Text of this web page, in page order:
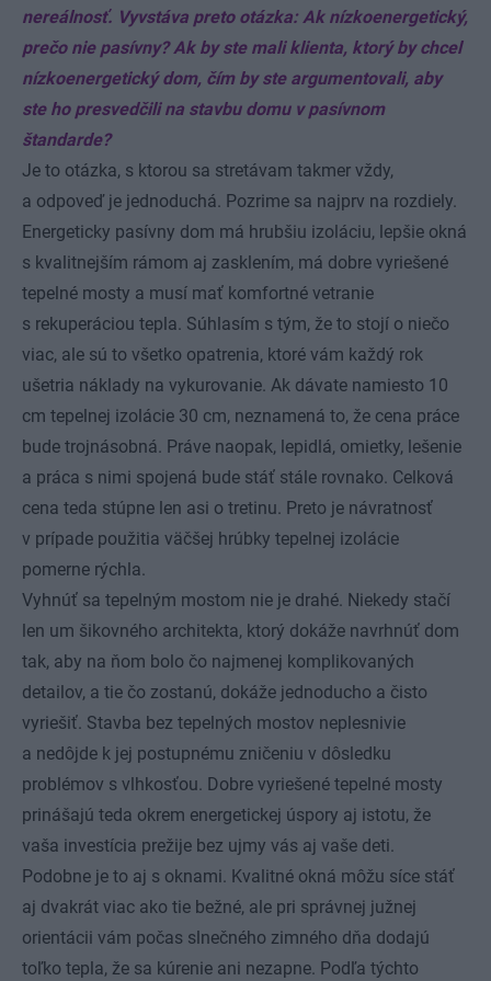
nereálnosť. Vyvstáva preto otázka: Ak nízkoenergetický,
prečo nie pasívny? Ak by ste mali klienta, ktorý by chcel
nízkoenergetický dom, čím by ste argumentovali, aby
ste ho presvedčili na stavbu domu v pasívnom
štandarde?
Je to otázka, s ktorou sa stretávam takmer vždy,
a odpoveď je jednoduchá. Pozrime sa najprv na rozdiely.
Energeticky pasívny dom má hrubšiu izoláciu, lepšie okná
s kvalitnejším rámom aj zasklením, má dobre vyriešené
tepelné mosty a musí mať komfortné vetranie
s rekuperáciou tepla. Súhlasím s tým, že to stojí o niečo
viac, ale sú to všetko opatrenia, ktoré vám každý rok
ušetria náklady na vykurovanie. Ak dávate namiesto 10
cm tepelnej izolácie 30 cm, neznamená to, že cena práce
bude trojnásobná. Práve naopak, lepidlá, omietky, lešenie
a práca s nimi spojená bude stáť stále rovnako. Celková
cena teda stúpne len asi o tretinu. Preto je návratnosť
v prípade použitia väčšej hrúbky tepelnej izolácie
pomerne rýchla.
Vyhnúť sa tepelným mostom nie je drahé. Niekedy stačí
len um šikovného architekta, ktorý dokáže navrhnúť dom
tak, aby na ňom bolo čo najmenej komplikovaných
detailov, a tie čo zostanú, dokáže jednoducho a čisto
vyriešiť. Stavba bez tepelných mostov neplesnivie
a nedôjde k jej postupnému zničeniu v dôsledku
problémov s vlhkosťou. Dobre vyriešené tepelné mosty
prinášajú teda okrem energetickej úspory aj istotu, že
vaša investícia prežije bez ujmy vás aj vaše deti.
Podobne je to aj s oknami. Kvalitné okná môžu síce stáť
aj dvakrát viac ako tie bežné, ale pri správnej južnej
orientácii vám počas slnečného zimného dňa dodajú
toľko tepla, že sa kúrenie ani nezapne. Podľa týchto